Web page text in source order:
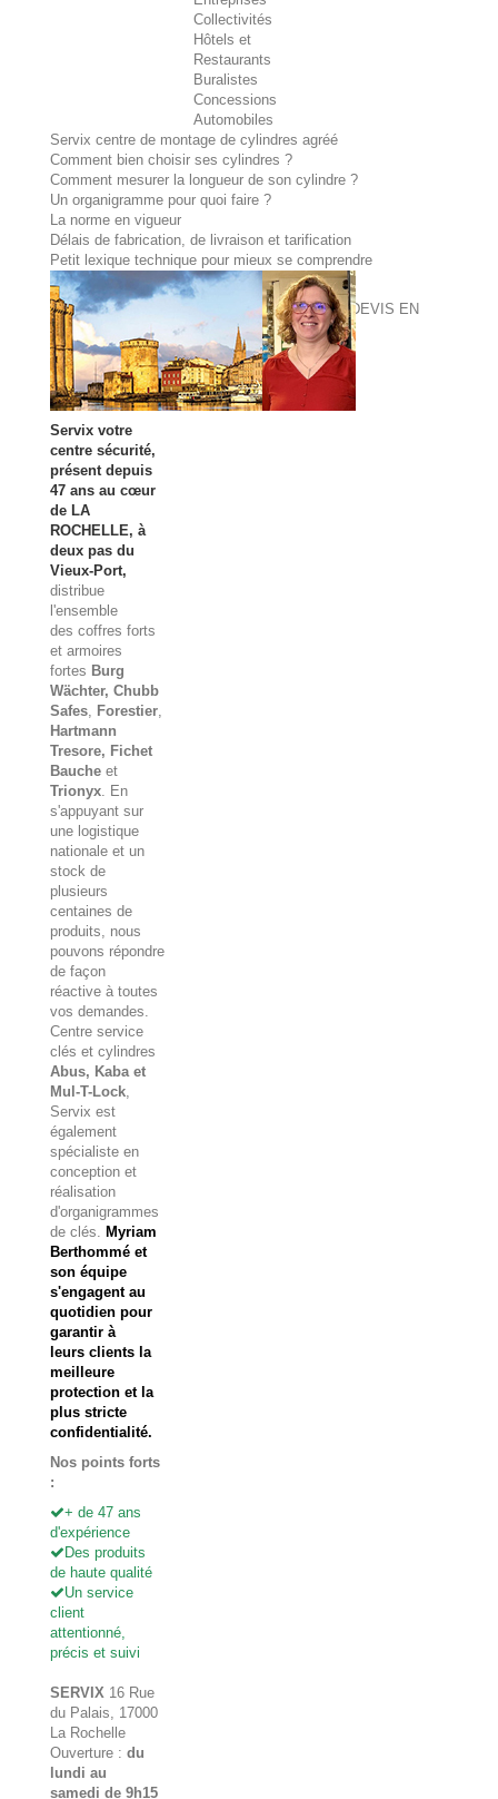
Collectivités
Hôtels et
Restaurants
Buralistes
Concessions
Automobiles
Servix centre de montage de cylindres agréé
Comment bien choisir ses cylindres ?
Comment mesurer la longueur de son cylindre ?
Un organigramme pour quoi faire ?
La norme en vigueur
Délais de fabrication, de livraison et tarification
Petit lexique technique pour mieux se comprendre
Servix votre
centre sécurité,
présent depuis
47 ans au cœur
de LA
ROCHELLE, à
deux pas du
Vieux-Port,
distribue
l'ensemble
des coffres forts
et armoires
fortes Burg
Wächter, Chubb
Safes, Forestier,
Hartmann
Tresore, Fichet
Bauche et
Trionyx. En
s'appuyant sur
une logistique
nationale et un
stock de
plusieurs
centaines de
produits, nous
pouvons répondre
de façon
réactive à toutes
vos demandes.
Centre service
clés et cylindres
Abus, Kaba et
Mul-T-Lock,
Servix est
également
spécialiste en
conception et
réalisation
d'organigrammes
de clés. Myriam
Berthommé et
son équipe
s'engagent au
quotidien pour
garantir à
leurs clients la
meilleure
protection et la
plus stricte
confidentialité.
Nos points forts
:
+ de 47 ans
d'expérience
Des produits
de haute qualité
Un service
client
attentionné,
précis et suivi
SERVIX 16 Rue
du Palais, 17000
La Rochelle
Ouverture : du
lundi au
samedi de 9h15
DEVIS EN
LIGNE